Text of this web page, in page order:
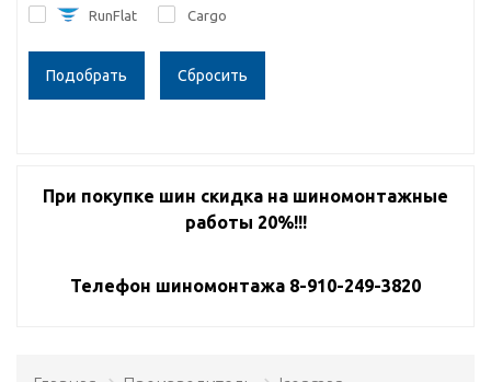
RunFlat Cargo
Сбросить
При покупке шин скидка на шиномонтажные
работы 20%!!!
Телефон шиномонтажа 8-910-249-3820